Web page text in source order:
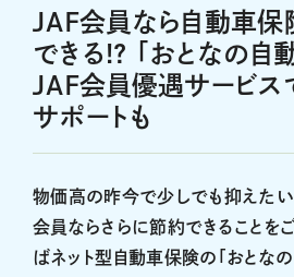
JAF会員なら自動車
できる!? 「おとなの自
JAF会員優遇サービス
サポートも
物価高の昨今で少しでも抑えた
会員ならさらに節約できることを
ばネット型自動車保険の「おとなの